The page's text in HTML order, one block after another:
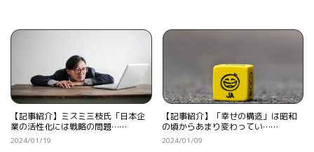
【記事紹介】ミスミ三枝氏「日本企
業の活性化には戦略の問題……
2024/01/19
【記事紹介】「幸せの構造」は昭和
の頃からあまり変わってい……
2024/01/09